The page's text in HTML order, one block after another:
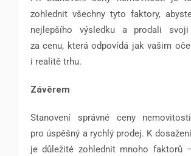
zohlednit všechny tyto faktory,
nejlepšího výsledku a prodali
za cenu, která odpovídá jak vašim
i realitě trhu.
Závěrem
Stanovení správné ceny
pro úspěšný a rychlý prodej. K
je důležité zohlednit mnoho faktorů